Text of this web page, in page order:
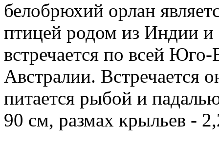
белобрюхий орлан
птицей родом из Индии
встречается по всей
Австралии. Встречается
питается рыбой и
90 см, размах крыльев -